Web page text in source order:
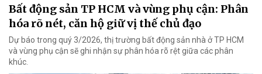
Bất động sản TP HCM và vùng phụ cận: Phân
hóa rõ nét, căn hộ giữ vị thế chủ đạo
Dự báo trong quý 3/2026, thị trường bất động sản nhà ở TP HCM
và vùng phụ cận sẽ ghi nhận sự phân hóa rõ rệt giữa các phân
khúc.